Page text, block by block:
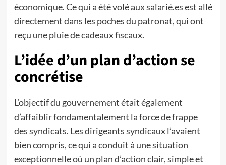
économique. Ce qui a été volé aux salarié.es est allé
directement dans les poches du patronat, qui ont
reçu une pluie de cadeaux fiscaux.
L’idée d’un plan d’action se
concrétise
L’objectif du gouvernement était également
d’affaiblir fondamentalement la force de frappe
des syndicats. Les dirigeants syndicaux l’avaient
bien compris, ce qui a conduit à une situation
exceptionnelle où un plan d’action clair, simple et